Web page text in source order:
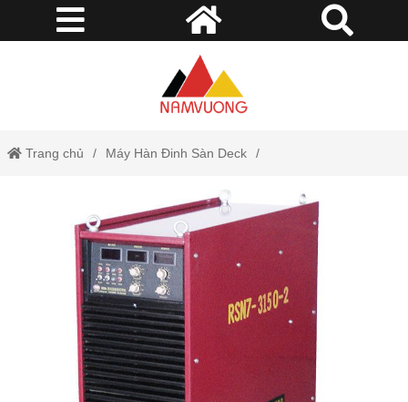
Trang chủ Máy Hàn Đinh Sàn Deck
Máy Hàn Bulong RSN7-3150-2 Merkel (02 Súng)